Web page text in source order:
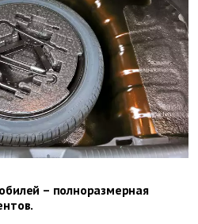
– полноразмерная